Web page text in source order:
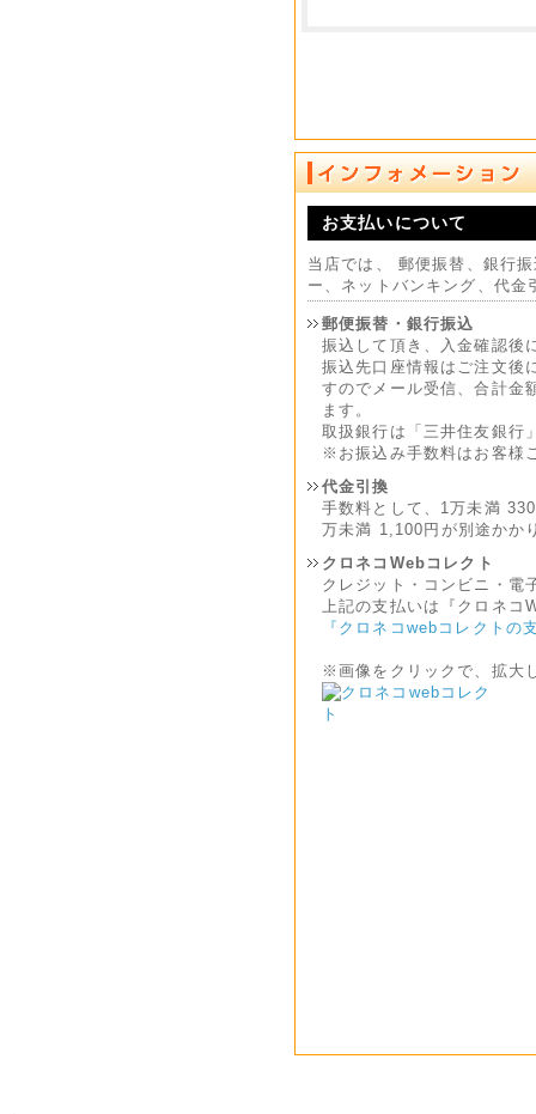
お支払いについて
当店では、 郵便振替、銀行
ー、ネットバンキング、代
郵便振替・銀行振込
振込して頂き、入金確認後
振込先口座情報はご注文後
すのでメール受信、合計金
ます。
取扱銀行は「三井住友銀行
※お振込み手数料はお客様
代金引換
手数料として、1万未満
万未満 1,100円が別途かか
クロネコWebコレクト
クレジット・コンビニ・電
上記の支払いは『クロネコ
『クロネコwebコレクトの
※画像をクリックで、拡大